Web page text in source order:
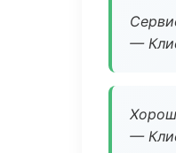
—
—